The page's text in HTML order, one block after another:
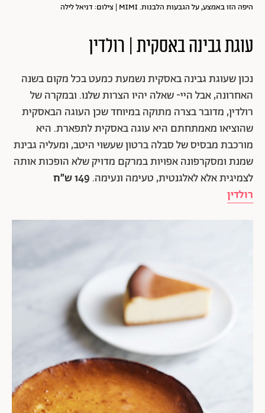
היפה הזו באמצע, על הגבעות הלבנות. MIMI | צילום: דניאל לילה
עוגת גבינה באסקית | רולדין
נכון שעוגת גבינה באסקית נשמעת כמעט בכל מקום בשנה
האחרונה, אבל היי- שאלה יהיו הצרות שלנו. ובמקרה של
רולדין, מדובר בצרה מתוקה במיוחד שכן העוגה הבאסקית
שהוציאו מאמתחתם היא עוגה באסקית לתפארת. היא
מורכבת מבסיס של סבלה ברטון שעשוי היטב, ומעליה גבינת
שמנת ומסקרפונה אפויות במרקם מדויק שלא הופכות אותה
לצמיגית אלא לאלגנטית, טעימה ונעימה. 149 ש״ח
רולדין